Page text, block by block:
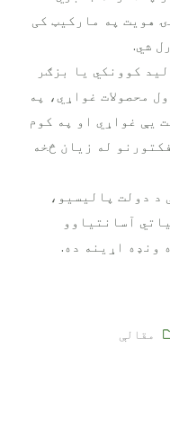
هویت په مارکیټ کی
شي.
کوونکي یا بزګر
محصولات غواړي، په
یې غواړي او په کوم
له زیان څخه
د دولت پالیسیو،
آسانتیاوو
ونډه اړینه ده.
مقالې